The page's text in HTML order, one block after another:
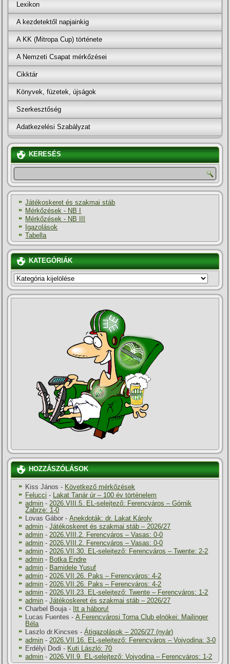
Lexikon
A kezdetektől napjainkig
A KK (Mitropa Cup) története
A Nemzeti Csapat mérkőzései
Cikktár
Könyvek, füzetek, újságok
Szerkesztőség
Adatkezelési Szabályzat
KERESÉS
Játékoskeret és szakmai stáb
Mérkőzések - NB I
Mérkőzések - NB III
Igazolások
Tabella
KATEGÓRIÁK
KATEGÓRIÁK
HOZZÁSZÓLÁSOK
Kiss János - Következő mérkőzések
Felucci - Lakat Tanár úr – 100 év történelem
admin -2026.VIII.5. EL-selejtező: Ferencváros – Górnik
Zabrze: 1-0
Lovas Gábor -Anekdoták: dr. Lakat Károly
admin -Játékoskeret és szakmai stáb – 2026/27
admin -2026.VIII.2. Ferencváros – Vasas: 0-0
admin -2026.VIII.2. Ferencváros – Vasas: 0-0
admin -2026.VII.30. EL-selejtező: Ferencváros – Twente: 2-2
admin - Botka Endre
admin - Bamidele Yusuf
admin -2026.VII.26. Paks – Ferencváros: 4-2
admin -2026.VII.26. Paks – Ferencváros: 4-2
admin -2026.VII.23. EL-selejtező: Twente – Ferencváros: 1-2
admin -Játékoskeret és szakmai stáb – 2026/27
Charbel Bouja- Itt a háboru!
Lucas Fuentes -A Ferencvárosi Torna Club elnökei: Mailinger
Béla
Laszlo dr.Kincses -Átigazolások – 2026/27 (nyár)
admin -2026.VII.16. EL-selejtező: Ferencváros – Vojvodina: 3-0
Erdélyi Dodi - Kuti László: 70
admin -2026.VII.9. EL-selejtező: Vojvodina – Ferencváros: 1-2